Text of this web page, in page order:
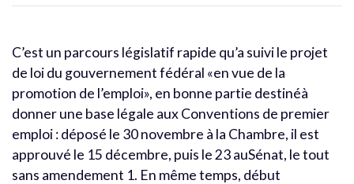
C’est un parcours législatif rapide qu’a suivi le projet
de loi du gouvernement fédéral «en vue de la
promotion de l’emploi», en bonne partie destinéà
donner une base légale aux Conventions de premier
emploi : déposé le 30 novembre à la Chambre, il est
approuvé le 15 décembre, puis le 23 auSénat, le tout
sans amendement 1. En même temps, début